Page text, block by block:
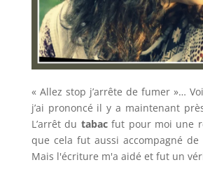
« Allez stop j’arrête de fumer »…
j’ai prononcé il y a maintenant
L’arrêt du tabacfut pour moi une
que cela fut aussi accompagné
Mais l'écriture m'a aidé et fut un